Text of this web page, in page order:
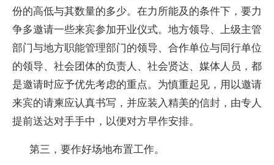
份的高低与其数量的多少。在力所能及的条件下，要力
争多邀请一些来宾参加开业仪式。地方领导、上级主管
部门与地方职能管理部门的领导、合作单位与同行单位
的领导、社会团体的负责人、社会贤达、媒体人员，都
是邀请时应予优先考虑的重点。为慎重起见，用以邀请
来宾的请柬应认真书写，并应装入精美的信封，由专人
提前送达对手手中，以便对方早作安排。
第三，要作好场地布置工作。